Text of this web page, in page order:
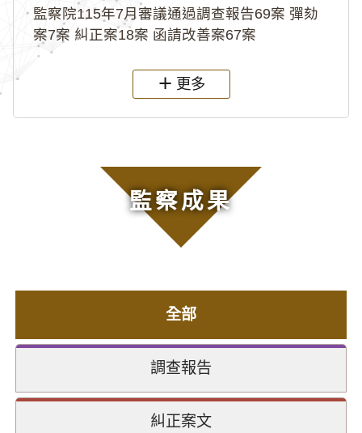
監察院115年7月審議通過調查報告69案 彈劾
案7案 糾正案18案 函請改善案67案
更多
監察成果
全部
調查報告
糾正案文